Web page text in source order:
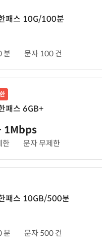
패스 10G/100분
분 문자 100 건
패스 6GB+
1Mbps
한 문자 무제한
패스 10GB/500분
분 문자 500 건